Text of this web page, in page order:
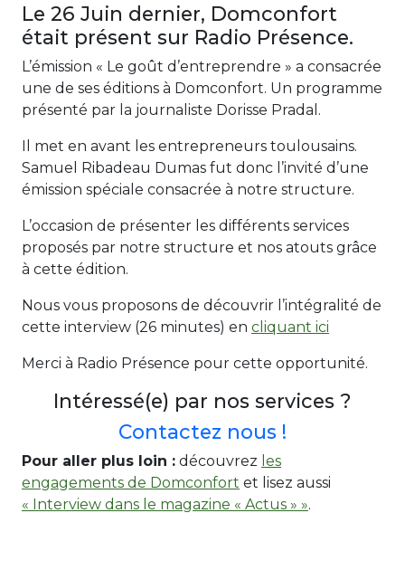
Le 26 Juin dernier, Domconfort
était présent sur Radio Présence.
L’émission « Le goût d’entreprendre » a consacrée
une de ses éditions à Domconfort. Un programme
présenté par la journaliste Dorisse Pradal.
Il met en avant les entrepreneurs toulousains.
Samuel Ribadeau Dumas fut donc l’invité d’une
émission spéciale consacrée à notre structure.
L’occasion de présenter les différents services
proposés par notre structure et nos atouts grâce
à cette édition.
Nous vous proposons de découvrir l’intégralité de
cette interview (26 minutes) en cliquant ici
Merci à Radio Présence pour cette opportunité.
Intéressé(e) par nos services ?
Contactez nous !
Pour aller plus loin : découvrez les
engagements de Domconfort et lisez aussi
« Interview dans le magazine « Actus » ».